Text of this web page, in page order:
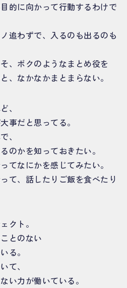
的に向かって行動するわけで
追わずで、入るのも出るのも
、ボクのようなまとめ役を
、なかなかまとまらない。
、
事だと思ってる。
、
のかを知っておきたい。
てなにかを感じてみたい。
て、話したりご飯を食べたり
クト。
とのない
る。
て、
い力が働いている。